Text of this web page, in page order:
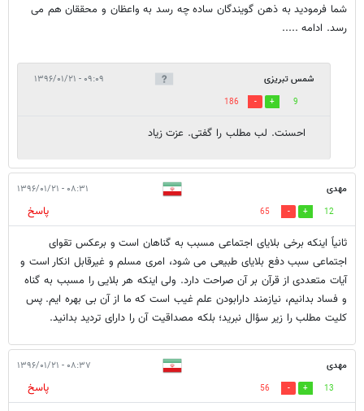
شما فرمودید به ذهن گویندگان ساده چه رسد به واعظان و محققان هم می
رسد. ادامه .....
شمس تبریزی ۰۹:۰۹ - ۱۳۹۶/۰۱/۲۱
9
186
احسنت. لب مطلب را گفتی. عزت زیاد
مهدی ۰۸:۳۱ - ۱۳۹۶/۰۱/۲۱
12
65
پاسخ
ثانیاً اینکه برخی بلایای اجتماعی مسبب به گناهان است و برعکس تقوای
اجتماعی سبب دفع بلایای طبیعی می شود، امری مسلم و غیرقابل انکار است و
آیات متعددی از قرآن بر آن صراحت دارد. ولی اینکه هر بلایی را مسبب به گناه
و فساد بدانیم، نیازمند دارابودن علم غیب است که ما از آن بی بهره ایم. پس
کلیت مطلب را زیر سؤال نبرید؛ بلکه مصداقیت آن را دارای تردید بدانید.
مهدی ۰۸:۳۷ - ۱۳۹۶/۰۱/۲۱
13
56
پاسخ